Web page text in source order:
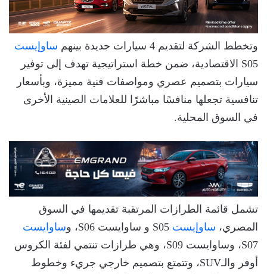
وتخطط الشركة لتقديم 4 سيارات جديدة بينهم
ساوإيست
S05 الاقتصادية، ضمن خطة استراتيجية تهدف إلى توفير
سيارات بتصميم عصري ومواصفات فنية مميزة، وبأسعار
تنافسية تجعلها منافسًا مباشرًا للعلامات الصينية الأخرى
في السوق المحلية.
تشمل قائمة الطرازات المرتقبة تقديمها في السوق
المصري، ساوإيست S05 و ساوايست S06، و
ساوايست
S07، وساوايست S09، وهي طرازات تنتمي لفئة الكروس
أوفر والـSUV، وتتمتع بتصميم خارجي جريء وخطوط